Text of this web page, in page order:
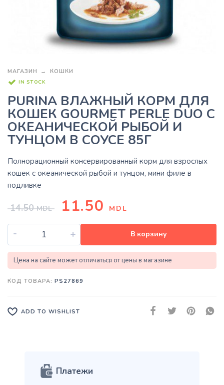
МАГАЗИН КОШКИ
IN STOCK
PURINA ВЛАЖНЫЙ КОРМ ДЛЯ
КОШЕК GOURMET PERLE DUO С
ОКЕАНИЧЕСКОЙ РЫБОЙ И
ТУНЦОМ В СОУСЕ 85Г
Полнорационный консервированный корм для взрослых
кошек с океанической рыбой и тунцом, мини филе в
подливке
14.50MDL 11.50 MDL
- + В корзину
Цена на сайте может отличаться от цены в магазине
КОД ТОВАРА: PS27869
ADD TO WISHLIST
Платежи